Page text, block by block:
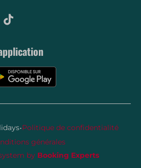
·Politique de confidentialité
générales
by Booking Experts